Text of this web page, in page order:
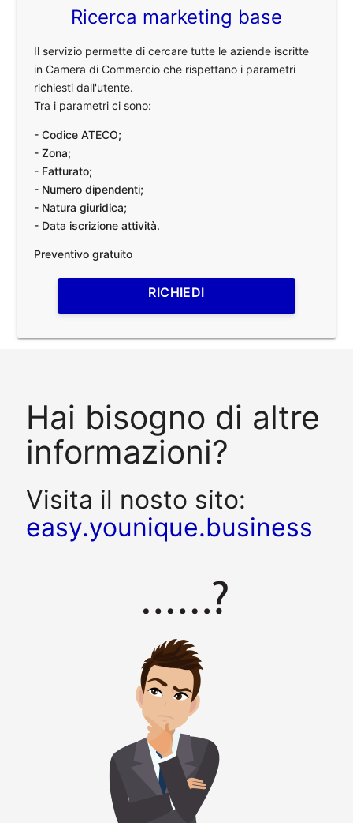
Ricerca marketing base
Il servizio permette di cercare tutte le aziende iscritte
in Camera di Commercio che rispettano i parametri
richiesti dall'utente.
Tra i parametri ci sono:
- Codice ATECO;
- Zona;
- Fatturato;
- Numero dipendenti;
- Natura giuridica;
- Data iscrizione attività.
Preventivo gratuito
RICHIEDI
Hai bisogno di altre
informazioni?
Visita il nosto sito:
easy.younique.business